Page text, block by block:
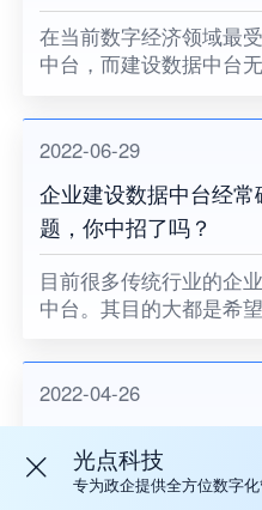
在当前数字经济领域最
中台，而建设数据中台
模型、团队建设、管理
对于任何一家企业来说都
2022-06-29
企业建设数据中台经
题，你中招了吗？
目前很多传统行业的企
中台。其目的大都是希
数据驱动业务增长。
2022-04-26
数据中台是企业数字
宁就是一个很好的例子
光点科技
专为政企提供全方位数字